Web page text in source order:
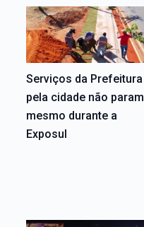
Serviços da Prefeitura
pela cidade não param
mesmo durante a
Exposul